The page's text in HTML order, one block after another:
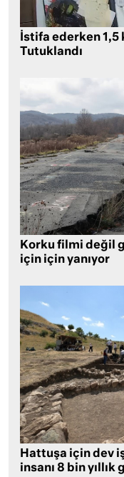
İstifa ederken 1,5
Tutuklandı
Korku filmi değil
için için yanıyor
Hattuşa için dev
insanı 8 bin yıllık